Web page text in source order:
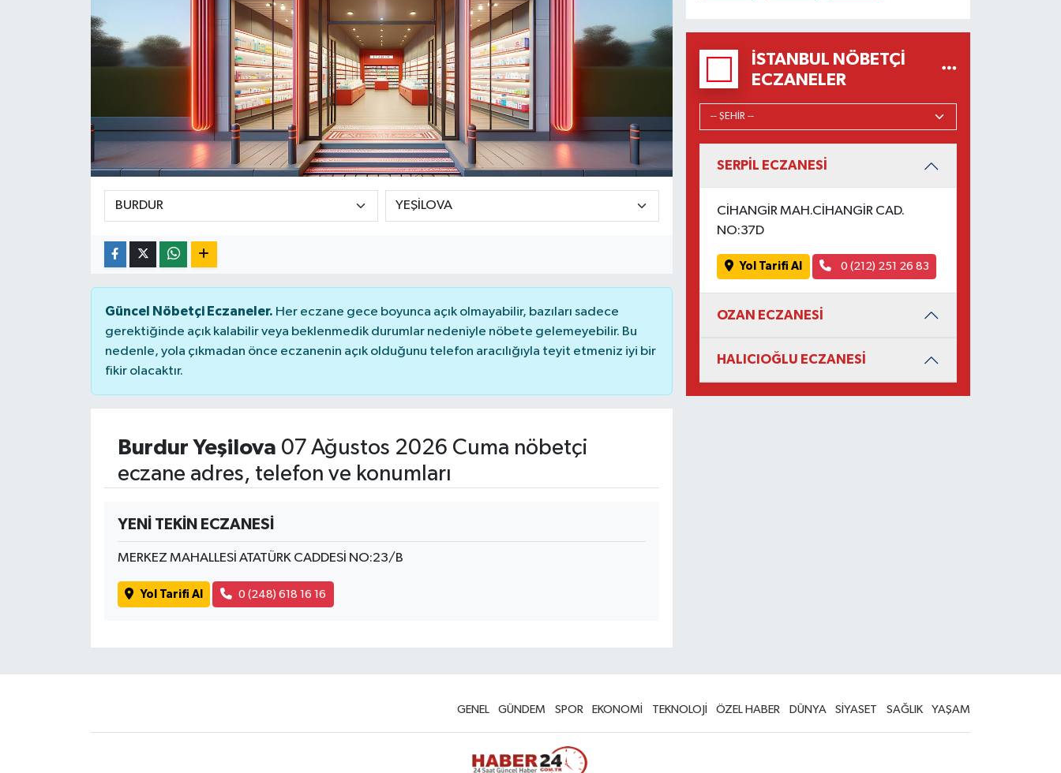
Güncel Nöbetçi Eczaneler. Her eczane gece boyunca açık olmayabilir, bazıları sadece
gerektiğinde açık kalabilir veya beklenmedik durumlar nedeniyle nöbete gelemeyebilir. Bu
nedenle, yola çıkmadan önce eczanenin açık olduğunu telefon aracılığıyla teyit etmeniz iyi bir
fikir olacaktır.
Burdur Yeşilova 07 Ağustos 2026 Cuma nöbetçi
eczane adres, telefon ve konumları
YENİ TEKİN ECZANESİ
MERKEZ MAHALLESİ ATATÜRK CADDESİ NO:23/B
Yol Tarifi Al 0 (248) 618 16 16
İSTANBUL NÖBETÇI
ECZANELER
SERPİL ECZANESİ
CİHANGİR MAH.CİHANGİR CAD.
NO:37D
Yol Tarifi Al 0 (212) 251 26 83
OZAN ECZANESİ
HALICIOĞLU ECZANESİ
GENEL GÜNDEM SPOR EKONOMİ TEKNOLOJİ ÖZEL HABER DÜNYA SİYASET SAĞLIK YAŞAM